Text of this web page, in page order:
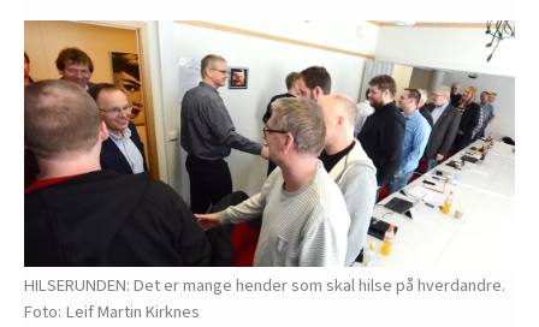
HILSERUNDEN: Det er mange hender som skal hilse på hverdandre.
Leif Martin Kirknes